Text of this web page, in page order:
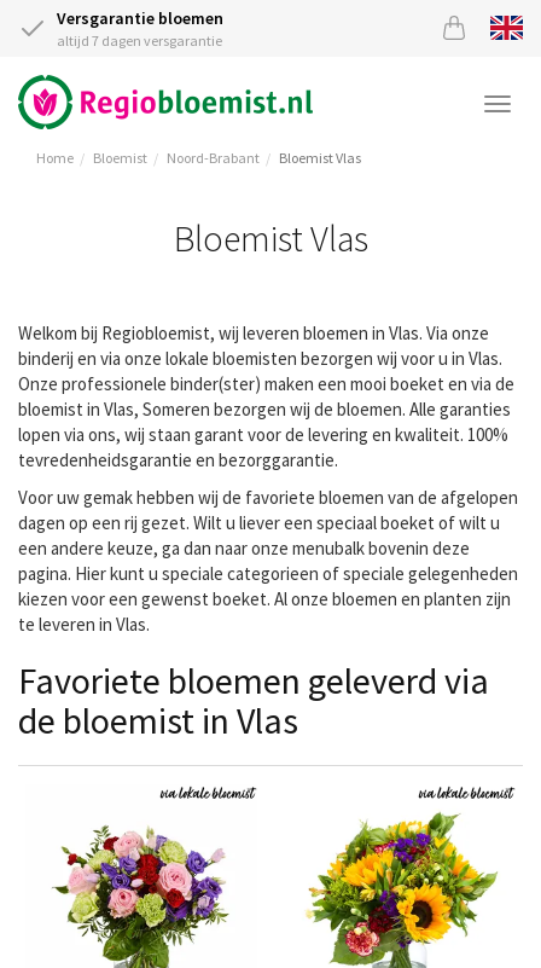
Versgarantie bloemen
altijd 7 dagen versgarantie
Home Bloemist Noord-Brabant Bloemist Vlas
Bloemist Vlas
Welkom bij Regiobloemist, wij leveren bloemen in Vlas. Via onze
binderij en via onze lokale bloemisten bezorgen wij voor u in Vlas.
Onze professionele binder(ster) maken een mooi boeket en via de
bloemist in Vlas, Someren bezorgen wij de bloemen. Alle garanties
lopen via ons, wij staan garant voor de levering en kwaliteit. 100%
tevredenheidsgarantie en bezorggarantie.
Voor uw gemak hebben wij de favoriete bloemen van de afgelopen
dagen op een rij gezet. Wilt u liever een speciaal boeket of wilt u
een andere keuze, ga dan naar onze menubalk bovenin deze
pagina. Hier kunt u speciale categorieen of speciale gelegenheden
kiezen voor een gewenst boeket. Al onze bloemen en planten zijn
te leveren in Vlas.
Favoriete bloemen geleverd via
de bloemist in Vlas